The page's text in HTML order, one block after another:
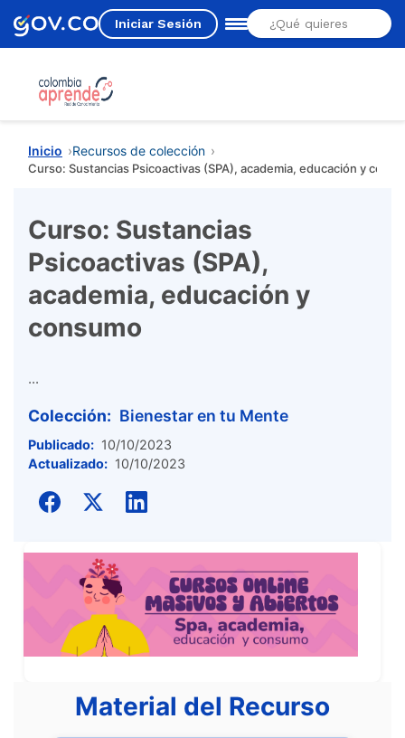
Iniciar Sesión
Estás aquí
Inicio Recursos de colección
Curso: Sustancias Psicoactivas (SPA), academia, educación y
Curso: Sustancias
Psicoactivas (SPA),
academia, educación y
consumo
...
Colección: Bienestar en tu Mente
Publicado: 10/10/2023
Actualizado: 10/10/2023
Material del Recurso